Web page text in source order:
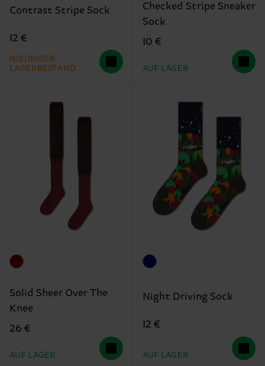
Contrast Stripe Sock
12 €
NIEDRIGER
LAGERBESTAND
Checked Stripe Sneaker
Sock
10 €
AUF LAGER
Solid Sheer Over The
Knee
26 €
AUF LAGER
Night Driving Sock
12 €
AUF LAGER